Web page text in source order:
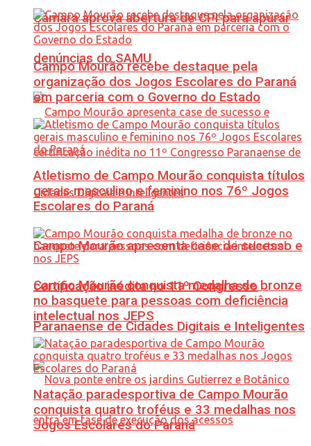
Câmara aprova abertura de CPI para apurar
denúncias do SAMU
Campo Mourão apresenta case de sucesso e
certificação inédita no 11º Congresso
Paranaense de Cidades Digitais e Inteligentes
Campo Mourão recebe destaque pela
organização dos Jogos Escolares do Paraná
em parceria com o Governo do Estado
Atletismo de Campo Mourão conquista títulos
gerais masculino e feminino nos 76º Jogos
Escolares do Paraná
Campo Mourão conquista medalha de bronze
no basquete para pessoas com deficiência
intelectual nos JEPS
Natação paradesportiva de Campo Mourão
conquista quatro troféus e 33 medalhas nos
Jogos Escolares do Paraná